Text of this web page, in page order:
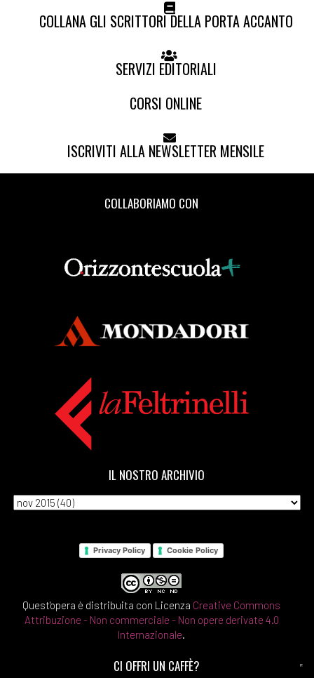
COLLANA GLI SCRITTORI DELLA PORTA ACCANTO
SERVIZI EDITORIALI
CORSI ONLINE
ISCRIVITI ALLA NEWSLETTER MENSILE
COLLABORIAMO CON
IL NOSTRO ARCHIVIO
Privacy Policy Cookie Policy
Quest'opera è distribuita con Licenza Creative Commons
Attribuzione - Non commerciale - Non opere derivate 4.0
Internazionale.
CI OFFRI UN CAFFÈ?